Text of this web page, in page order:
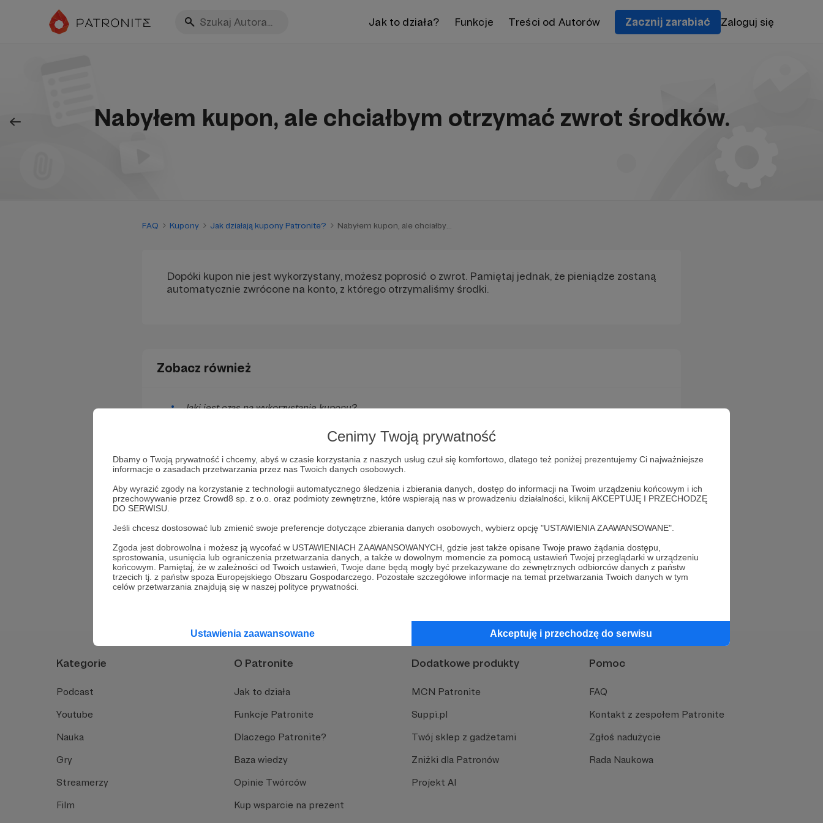
Cenimy Twoją prywatność
Dbamy o Twoją prywatność i chcemy, abyś w czasie korzystania z naszych usług czuł się komfortowo, dlatego też poniżej prezentujemy Ci najważniejsze
informacje o zasadach przetwarzania przez nas Twoich danych osobowych.
Aby wyrazić zgody na korzystanie z technologii automatycznego śledzenia i zbierania danych, dostęp do informacji na Twoim urządzeniu końcowym i ich
przechowywanie przez Crowd8 sp. z o.o. oraz podmioty zewnętrzne, które wspierają nas w prowadzeniu działalności, kliknij AKCEPTUJĘ I PRZECHODZĘ
DO SERWISU.
Jeśli chcesz dostosować lub zmienić swoje preferencje dotyczące zbierania danych osobowych, wybierz opcję "USTAWIENIA ZAAWANSOWANE".
Zgoda jest dobrowolna i możesz ją wycofać w USTAWIENIACH ZAAWANSOWANYCH, gdzie jest także opisane Twoje prawo żądania dostępu,
sprostowania, usunięcia lub ograniczenia przetwarzania danych, a także w dowolnym momencie za pomocą ustawień Twojej przeglądarki w urządzeniu
końcowym. Pamiętaj, że w zależności od Twoich ustawień, Twoje dane będą mogły być przekazywane do zewnętrznych odbiorców danych z państw
trzecich tj. z państw spoza Europejskiego Obszaru Gospodarczego. Pozostałe szczegółowe informacje na temat przetwarzania Twoich danych w tym
celów przetwarzania znajdują się w naszej polityce prywatności.
Ustawienia zaawansowane Akceptuję i przechodzę do serwisu
Jak to działa? Funkcje Treści od Autorów Zacznij zarabiać Zaloguj się
Nabyłem kupon, ale chciałbym otrzymać zwrot środków.
FAQ Kupony Jak działają kupony Patronite? Nabyłem kupon, ale chciałby...
Dopóki kupon nie jest wykorzystany, możesz poprosić o zwrot. Pamiętaj jednak, że pieniądze zostaną
automatycznie zwrócone na konto, z którego otrzymaliśmy środki.
Zobacz również
Jaki jest czas na wykorzystanie kuponu?
Jak można zużyć kupon i aktywować subskrypcję?
Dostałem kupon z subskrypcją dla Autora X, ale wolę wesprzeć Autora Y. Czy mogę wykorzystać kupon dla
kogoś innego?
Dostałem kupon na prezent, ale chcę go zwrócić/nie chcę go wykorzystywać.
Nie znalazłeś odpowiedzi na wyszukiwane pytanie? Napisz do nas
Kategorie
Podcast
Youtube
Nauka
Gry
Streamerzy
Film
O Patronite
Jak to działa
Funkcje Patronite
Dlaczego Patronite?
Baza wiedzy
Opinie Twórców
Kup wsparcie na prezent
Dodatkowe produkty
MCN Patronite
Suppi.pl
Twój sklep z gadżetami
Zniżki dla Patronów
Projekt AI
Pomoc
FAQ
Kontakt z zespołem Patronite
Zgłoś nadużycie
Rada Naukowa